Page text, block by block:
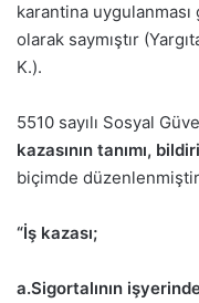
karantina uygulanması
olarak saymıştır
K.).
5510 sayılı Sosyal
kazasının tanımı,
biçimde
“İş kazası;
a.Sigortalının